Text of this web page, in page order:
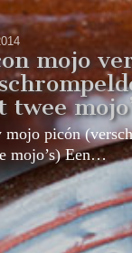
mojo
twee
mojo picón
mojo’s) Een…